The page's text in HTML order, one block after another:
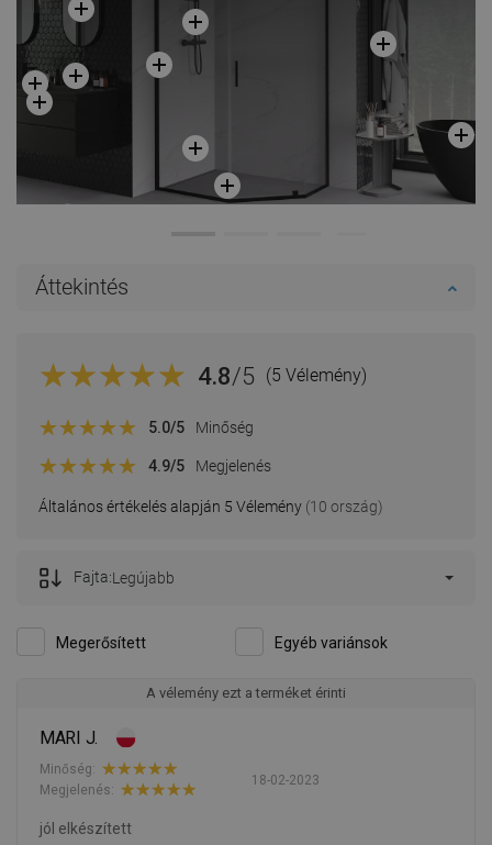
Áttekintés
4.8/5 (5 Vélemény)
Általános értékelés alapján 5 Vélemény (10 ország)
5.0/5 Minőség
4.9/5 Megjelenés
Megerősített Egyéb variánsok
Fajta:Legújabb
A vélemény ezt a terméket érinti
MARI J.
18-02-2023
Minőség:
Megjelenés:
jól elkészített